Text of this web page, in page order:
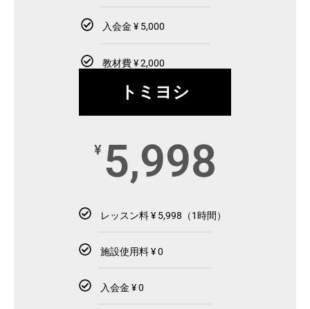
入会金 ¥ 5,000
教材費 ¥ 2,000
トミヨシ
¥ 5,998
レッスン料 ¥ 5,998（1時間）
施設使用料 ¥ 0
入会金 ¥ 0